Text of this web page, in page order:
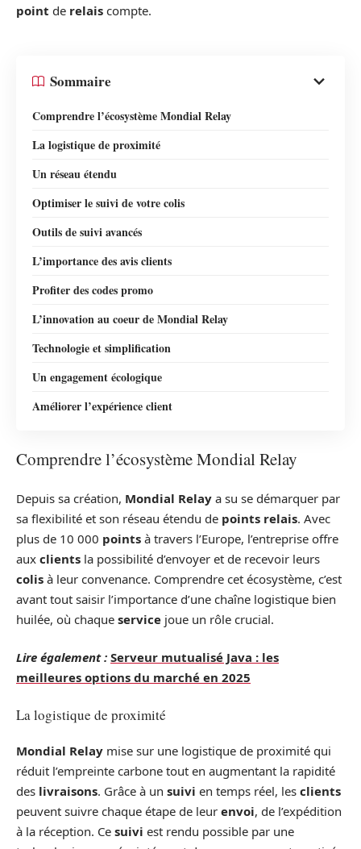
point de relais compte.
Sommaire
Comprendre l’écosystème Mondial Relay
La logistique de proximité
Un réseau étendu
Optimiser le suivi de votre colis
Outils de suivi avancés
L’importance des avis clients
Profiter des codes promo
L’innovation au coeur de Mondial Relay
Technologie et simplification
Un engagement écologique
Améliorer l’expérience client
Comprendre l’écosystème Mondial Relay
Depuis sa création, Mondial Relay a su se démarquer par
sa flexibilité et son réseau étendu de points relais. Avec
plus de 10 000 points à travers l’Europe, l’entreprise offre
aux clients la possibilité d’envoyer et de recevoir leurs
colis à leur convenance. Comprendre cet écosystème, c’est
avant tout saisir l’importance d’une chaîne logistique bien
huilée, où chaque service joue un rôle crucial.
Lire également : Serveur mutualisé Java : les
meilleures options du marché en 2025
La logistique de proximité
Mondial Relay mise sur une logistique de proximité qui
réduit l’empreinte carbone tout en augmentant la rapidité
des livraisons. Grâce à un suivi en temps réel, les clients
peuvent suivre chaque étape de leur envoi, de l’expédition
à la réception. Ce suivi est rendu possible par une